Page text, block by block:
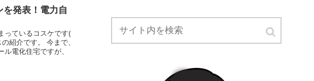
発表！電力自
っているコスケです(
紹介です。 今まで、
電化住宅ですが、